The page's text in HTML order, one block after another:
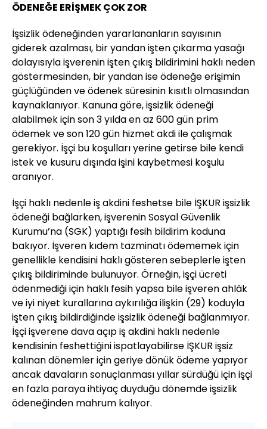
ÖDENEĞE ERİŞMEK ÇOK ZOR
İşsizlik ödeneğinden yararlananların sayısının
giderek azalması, bir yandan işten çıkarma yasağı
dolayısıyla işverenin işten çıkış bildirimini haklı neden
göstermesinden, bir yandan ise ödeneğe erişimin
güçlüğünden ve ödenek süresinin kısıtlı olmasından
kaynaklanıyor. Kanuna göre, işsizlik ödeneği
alabilmek için son 3 yılda en az 600 gün prim
ödemek ve son 120 gün hizmet akdi ile çalışmak
gerekiyor. İşçi bu koşulları yerine getirse bile kendi
istek ve kusuru dışında işini kaybetmesi koşulu
aranıyor.
İşçi haklı nedenle iş akdini feshetse bile İŞKUR işsizlik
ödeneği bağlarken, işverenin Sosyal Güvenlik
Kurumu’na (SGK) yaptığı fesih bildirim koduna
bakıyor. İşveren kıdem tazminatı ödememek için
genellikle kendisini haklı gösteren sebeplerle işten
çıkış bildiriminde bulunuyor. Örneğin, işçi ücreti
ödenmediği için haklı fesih yapsa bile işveren ahlâk
ve iyi niyet kurallarına aykırılığa ilişkin (29) koduyla
işten çıkış bildirdiğinde işsizlik ödeneği bağlanmıyor.
İşçi işverene dava açıp iş akdini haklı nedenle
kendisinin feshettiğini ispatlayabilirse İŞKUR işsiz
kalınan dönemler için geriye dönük ödeme yapıyor
ancak davaların sonuçlanması yıllar sürdüğü için işçi
en fazla paraya ihtiyaç duyduğu dönemde işsizlik
ödeneğinden mahrum kalıyor.